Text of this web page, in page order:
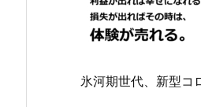
氷河期世代、新型コ